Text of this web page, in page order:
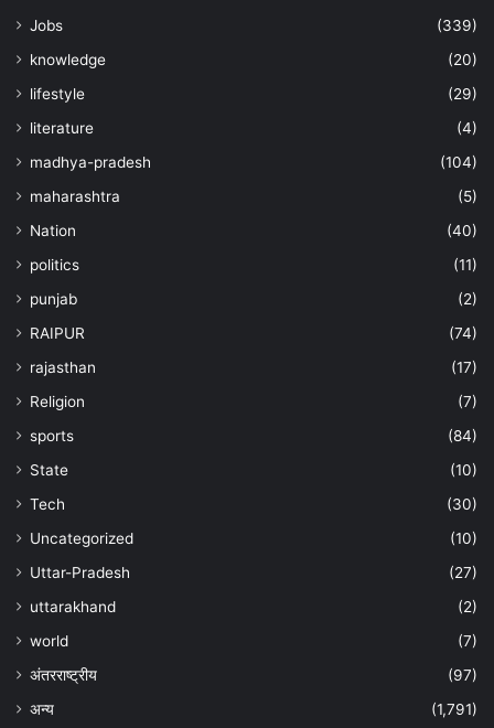
Jobs
(339)
knowledge
(20)
lifestyle
(29)
literature
(4)
madhya-pradesh
(104)
maharashtra
(5)
Nation
(40)
politics
(11)
punjab
(2)
RAIPUR
(74)
rajasthan
(17)
Religion
(7)
sports
(84)
State
(10)
Tech
(30)
Uncategorized
(10)
Uttar-Pradesh
(27)
uttarakhand
(2)
world
(7)
अंतरराष्ट्रीय
(97)
अन्‍य
(1,791)